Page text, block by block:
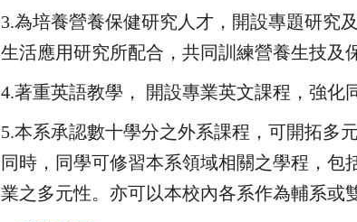
3.為培養營養保健研究人才，開設專題研究
生活應用研究所配合，共同訓練營養生技及
4.著重英語教學， 開設專業英文課程，強化
5.本系承認數十學分之外系課程，可開拓多
同時，同學可修習本系領域相關之學程，
業之多元性。亦可以本校內各系作為輔系或